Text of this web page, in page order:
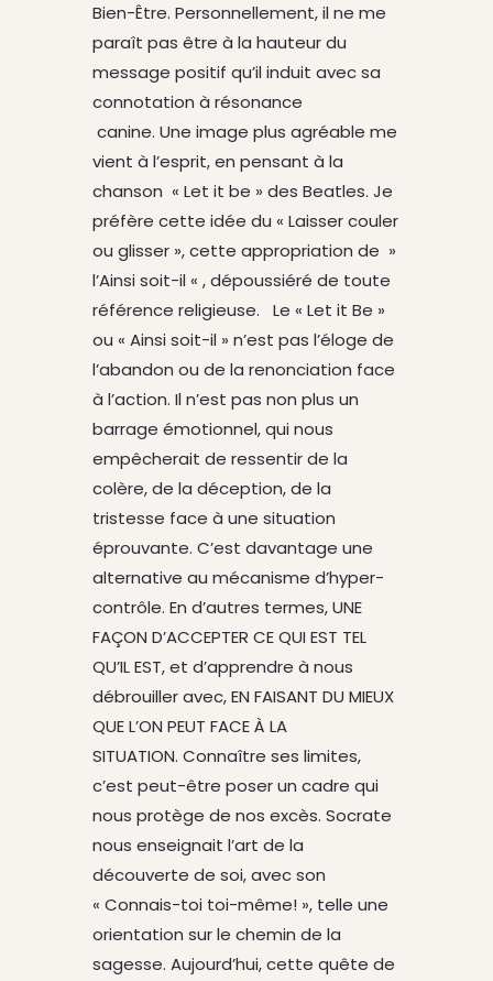
Bien-Être. Personnellement, il ne me
paraît pas être à la hauteur du
message positif qu’il induit avec sa
connotation à résonance
canine. Une image plus agréable me
vient à l’esprit, en pensant à la
chanson « Let it be » des Beatles. Je
préfère cette idée du « Laisser couler
ou glisser », cette appropriation de »
l’Ainsi soit-il « , dépoussiéré de toute
référence religieuse. Le « Let it Be »
ou « Ainsi soit-il » n’est pas l’éloge de
l’abandon ou de la renonciation face
à l’action. Il n’est pas non plus un
barrage émotionnel, qui nous
empêcherait de ressentir de la
colère, de la déception, de la
tristesse face à une situation
éprouvante. C’est davantage une
alternative au mécanisme d’hyper-
contrôle. En d’autres termes, UNE
FAÇON D’ACCEPTER CE QUI EST TEL
QU’IL EST, et d’apprendre à nous
débrouiller avec, EN FAISANT DU MIEUX
QUE L’ON PEUT FACE À LA
SITUATION. Connaître ses limites,
c’est peut-être poser un cadre qui
nous protège de nos excès. Socrate
nous enseignait l’art de la
découverte de soi, avec son
« Connais-toi toi-même! », telle une
orientation sur le chemin de la
sagesse. Aujourd’hui, cette quête de